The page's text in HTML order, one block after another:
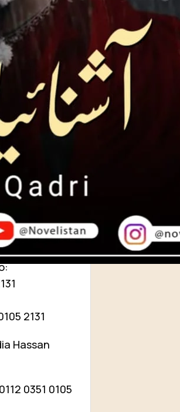
qadar karna chahte hain, to aap chhoti si
(UBL)
Limited
2131
Hassan
0351 0105